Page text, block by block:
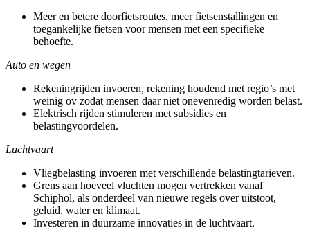
Meer en betere doorfietsroutes, meer fietsenstallingen en
toegankelijke fietsen voor mensen met een specifieke
behoefte.
Auto en wegen
Rekeningrijden invoeren, rekening houdend met regio’s met
weinig ov zodat mensen daar niet onevenredig worden belast.
Elektrisch rijden stimuleren met subsidies en
belastingvoordelen.
Luchtvaart
Vliegbelasting invoeren met verschillende belastingtarieven.
Grens aan hoeveel vluchten mogen vertrekken vanaf
Schiphol, als onderdeel van nieuwe regels over uitstoot,
geluid, water en klimaat.
Investeren in duurzame innovaties in de luchtvaart.